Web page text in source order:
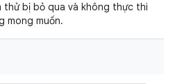
thử bị bỏ qua và không thực thi
mong muốn.